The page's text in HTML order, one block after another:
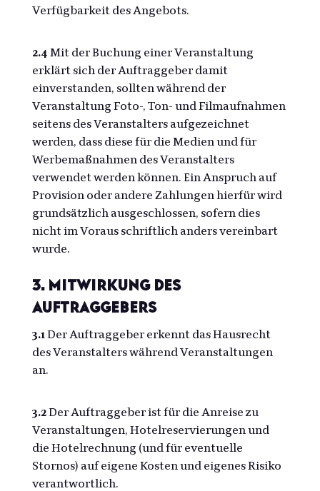
Verfügbarkeit des Angebots.
2.4 Mit der Buchung einer Veranstaltung
erklärt sich der Auftraggeber damit
einverstanden, sollten während der
Veranstaltung Foto-, Ton- und Filmaufnahmen
seitens des Veranstalters aufgezeichnet
werden, dass diese für die Medien und für
Werbemaßnahmen des Veranstalters
verwendet werden können. Ein Anspruch auf
Provision oder andere Zahlungen hierfür wird
grundsätzlich ausgeschlossen, sofern dies
nicht im Voraus schriftlich anders vereinbart
wurde.
3. Mitwirkung des
Auftraggebers
3.1Der Auftraggeber erkennt das Hausrecht
des Veranstalters während Veranstaltungen
an.
3.2Der Auftraggeber ist für die Anreise zu
Veranstaltungen, Hotelreservierungen und
die Hotelrechnung (und für eventuelle
Stornos) auf eigene Kosten und eigenes Risiko
verantwortlich.